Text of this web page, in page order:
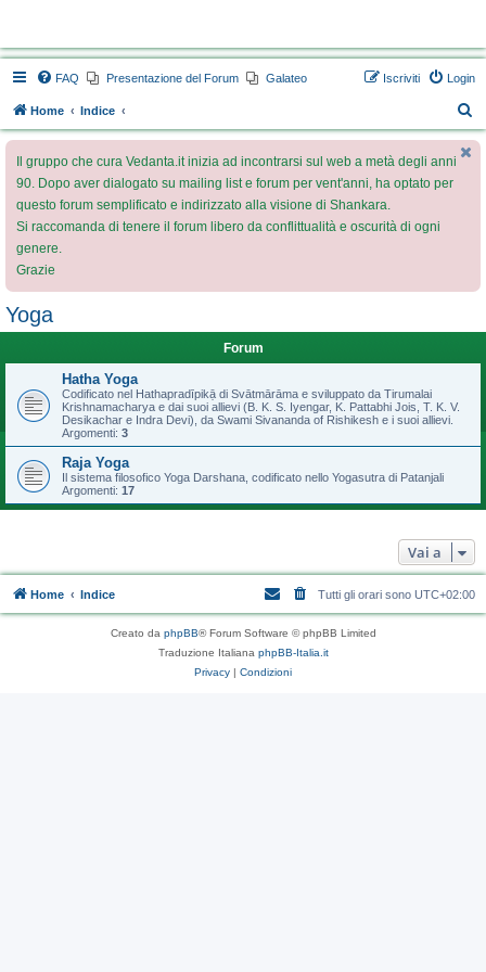
FAQ Presentazione del Forum Galateo Login
Iscriviti
Home Indice
e
Il gruppo che cura Vedanta.it inizia ad incontrarsi sul web a metà degli anni
90. Dopo aver dialogato su mailing list e forum per vent'anni, ha optato per
questo forum semplificato e indirizzato alla visione di Shankara.
Si raccomanda di tenere il forum libero da conflittualità e oscurità di ogni
genere.
Grazie
Yoga
Forum
Hatha Yoga
Codificato nel Hathapradīpikạ̄ di Svātmārāma e sviluppato da Tirumalai
Krishnamacharya e dai suoi allievi (B. K. S. Iyengar, K. Pattabhi Jois, T. K. V.
Desikachar e Indra Devi), da Swami Sivananda of Rishikesh e i suoi allievi.
Argomenti: 3
Raja Yoga
Il sistema filosofico Yoga Darshana, codificato nello Yogasutra di Patanjali
Argomenti: 17
Vai a
Home Indice Tutti gli orari sono UTC+02:00
Creato da phpBB® Forum Software © phpBB Limited
Traduzione Italiana phpBB-Italia.it
Privacy | Condizioni